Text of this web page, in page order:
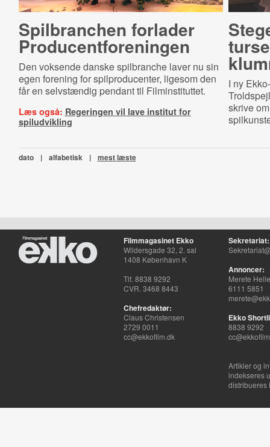
Spilbranchen forlader
Pro­du­cent­for­e­nin­gen
Den voksende danske spilbranche laver nu sin
egen forening for spilproducenter, ligesom den
får en selvstændig pendant til Filminstituttet.
Læs også: Regeringen vil lave institut for
spiludvikling
I ny
skrive
dato | alfabetisk | mest læste
Filmmagasinet Ekko
Wildersgade 32, 2. sal
1408 København K
Tlf. 8838 9292
CVR. 3468 8443
Chefredaktør:
Claus Christensen
2729 0011
cc@ekkofilm.dk
Sekretariat:
Annoncer:
Merete
6111 5851
Ekko
8838 9292
Artikler og
indekseres
distribueres